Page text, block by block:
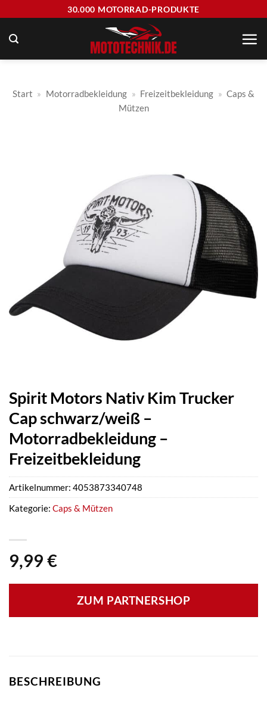
springen
30.000 MOTORRAD-PRODUKTE
Start » Motorradbekleidung » Freizeitbekleidung » Caps &
Mützen
Spirit Motors Nativ Kim Trucker
Cap schwarz/weiß –
Motorradbekleidung –
Freizeitbekleidung
9,99 €
ZUM PARTNERSHOP
Artikelnummer: 4053873340748
Kategorie: Caps & Mützen
BESCHREIBUNG